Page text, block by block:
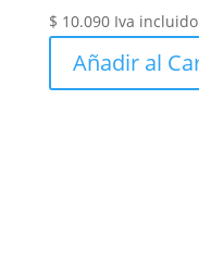
$ 10.090 Iva incluido
Añadir al